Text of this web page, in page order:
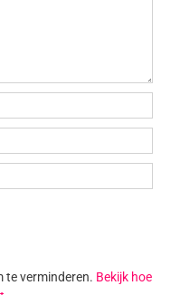
te verminderen. Bekijk hoe